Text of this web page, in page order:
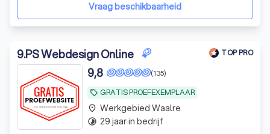
Vraag beschikbaarheid
9.PS Webdesign Online TOP PRO
local_offer GRATIS PROEFEXEMPLAAR
(135)
9,8
place Werkgebied Waalre
timelapse 29 jaar in bedrijf